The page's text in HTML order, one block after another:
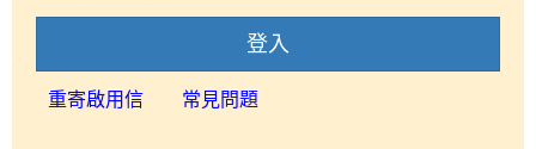
登入
重寄啟用信 常見問題